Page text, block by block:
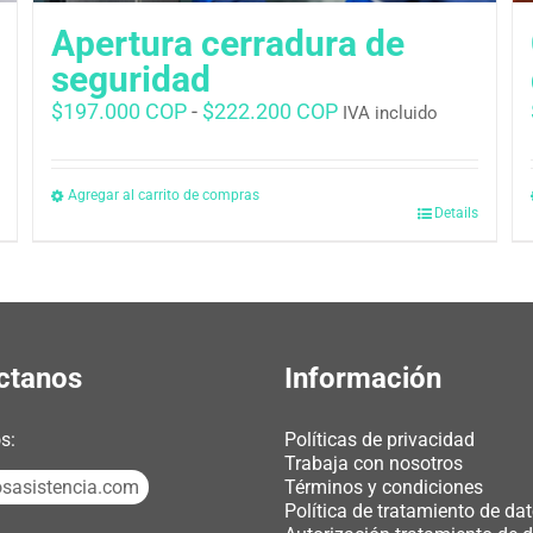
Apertura cerradura de
seguridad
$197.000 COP- $222.200 COPRango
$197.000 COP
IVA incluido
Agregar al carrito de compras
Details
Información
Políticas de privacidad
Trabaja con nosotros
Términos y condiciones
Política de tratamiento de